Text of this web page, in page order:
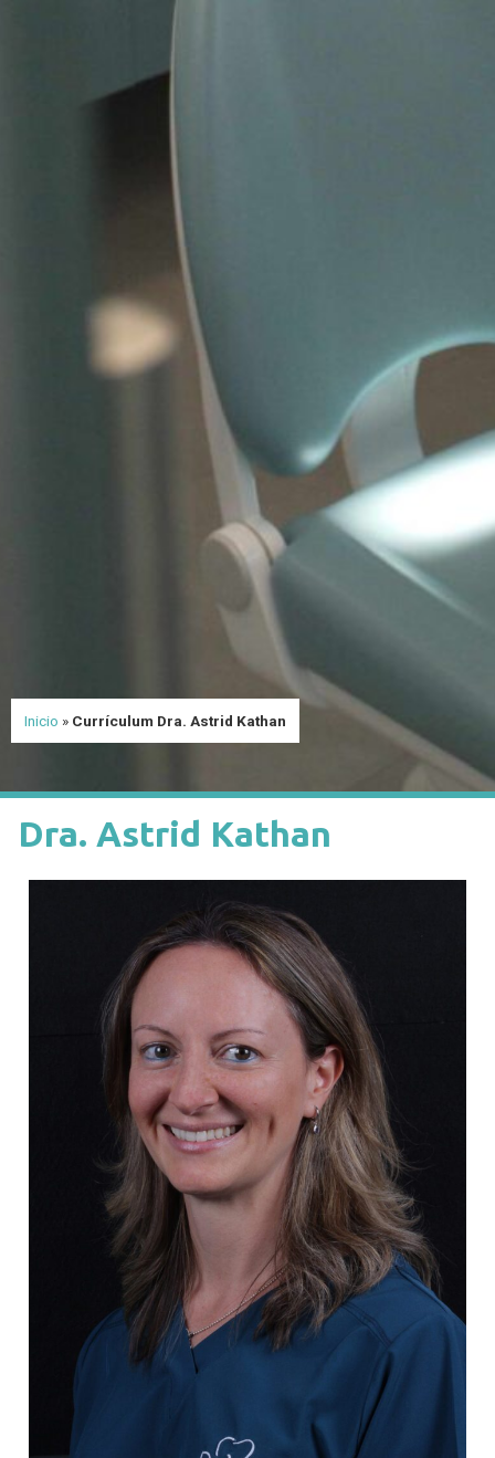
Inicio » Currículum Dra. Astrid Kathan
Dra. Astrid Kathan